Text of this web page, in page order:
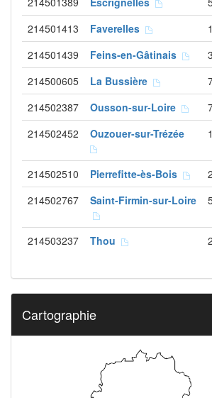
214501413 Faverelles
214501439 Feins-en-Gâtinais
214500605 La Bussière
214502387 Ousson-sur-Loire
214502452 Ouzouer-sur-Trézée
214502510 Pierrefitte-ès-Bois
214502767 Saint-Firmin-sur-Loire
214503237 Thou
Cartographie